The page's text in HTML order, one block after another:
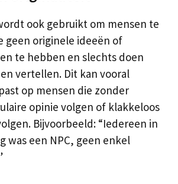
ook gebruikt om mensen te
geen originele ideeën of
te hebben en slechts doen
vertellen. Dit kan vooral
op mensen die zonder
opinie volgen of klakkeloos
Bijvoorbeeld: “Iedereen in
was een NPC, geen enkel